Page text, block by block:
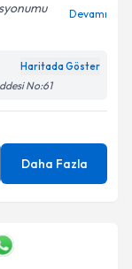
No:61
Daha Fazla